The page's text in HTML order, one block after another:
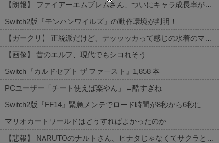
【朗報】 ファイアーエムブレムさん、ついにキャラ成長率がゲーム内で見れるようになる
Switch2版『モンハンワイルズ』の動作環境が判明！
【ガークリ】 正統派だけど、デッッッカって感じの水着のマネ、ラファエ口、セッシュウへの反応！！！
【画像】 昔のエルフ、現代でもシコれそう
Switch『カルドセプト ザ ファースト』1,858 本
PCユーザー「チート使えば楽やん」←酷すぎね
Switch2版『FF14』緊急メンテでロード時間が8秒から6秒に
マリオカートワールドはどうすればよかったのか
【悲報】 NARUTOのナルトさん、ヒナタじゃなくてサクラと絶対に結婚するべきだったｗｗｗｗ